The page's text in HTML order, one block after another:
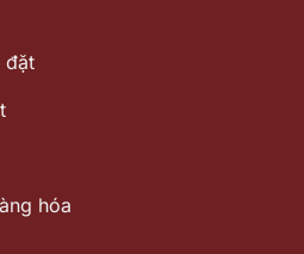
đặt
hóa